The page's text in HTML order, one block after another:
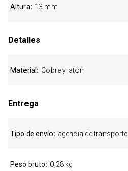
Altura 13 mm
Detalles
Material Cobre y latón
Entrega
Tipo de envío agencia de transporte
Peso bruto 0,28 kg